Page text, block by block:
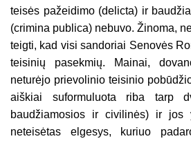
teisės pažeidimo (delicta) ir
(crimina publica) nebuvo. Žinoma,
teigti, kad visi sandoriai Senovės
teisinių pasekmių. Mainai,
neturėjo prievolinio teisinio
aiškiai suformuluota riba tarp
baudžiamosios ir civilinės) ir jos
neteisėtas elgesys, kuriuo